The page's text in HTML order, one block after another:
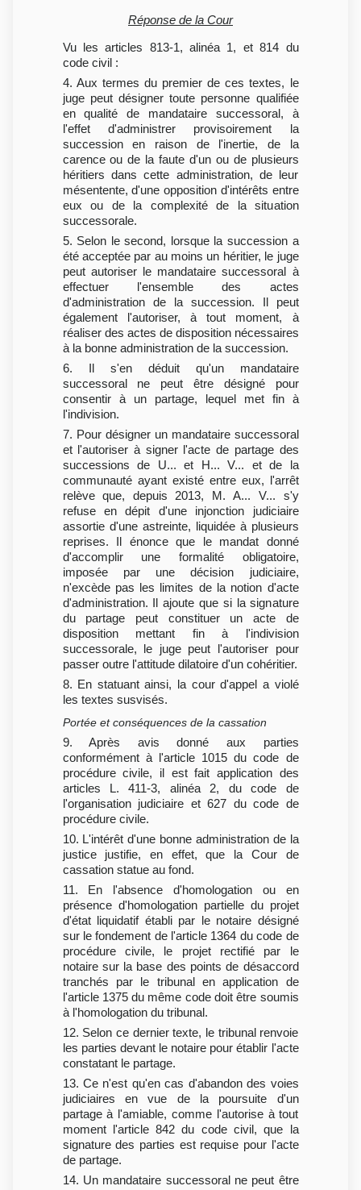
Réponse de la Cour
Vu les articles 813-1, alinéa 1, et 814 du
code civil :
4. Aux termes du premier de ces textes, le
juge peut désigner toute personne qualifiée
en qualité de mandataire successoral, à
l'effet d'administrer provisoirement la
succession en raison de l'inertie, de la
carence ou de la faute d'un ou de plusieurs
héritiers dans cette administration, de leur
mésentente, d'une opposition d'intérêts entre
eux ou de la complexité de la situation
successorale.
5. Selon le second, lorsque la succession a
été acceptée par au moins un héritier, le juge
peut autoriser le mandataire successoral à
effectuer l'ensemble des actes
d'administration de la succession. Il peut
également l'autoriser, à tout moment, à
réaliser des actes de disposition nécessaires
à la bonne administration de la succession.
6. Il s'en déduit qu'un mandataire
successoral ne peut être désigné pour
consentir à un partage, lequel met fin à
l'indivision.
7. Pour désigner un mandataire successoral
et l'autoriser à signer l'acte de partage des
successions de U... et H... V... et de la
communauté ayant existé entre eux, l'arrêt
relève que, depuis 2013, M. A... V... s'y
refuse en dépit d'une injonction judiciaire
assortie d'une astreinte, liquidée à plusieurs
reprises. Il énonce que le mandat donné
d'accomplir une formalité obligatoire,
imposée par une décision judiciaire,
n'excède pas les limites de la notion d'acte
d'administration. Il ajoute que si la signature
du partage peut constituer un acte de
disposition mettant fin à l'indivision
successorale, le juge peut l'autoriser pour
passer outre l'attitude dilatoire d'un cohéritier.
8. En statuant ainsi, la cour d'appel a violé
les textes susvisés.
Portée et conséquences de la cassation
9. Après avis donné aux parties
conformément à l'article 1015 du code de
procédure civile, il est fait application des
articles L. 411-3, alinéa 2, du code de
l'organisation judiciaire et 627 du code de
procédure civile.
10. L'intérêt d'une bonne administration de la
justice justifie, en effet, que la Cour de
cassation statue au fond.
11. En l'absence d'homologation ou en
présence d'homologation partielle du projet
d'état liquidatif établi par le notaire désigné
sur le fondement de l'article 1364 du code de
procédure civile, le projet rectifié par le
notaire sur la base des points de désaccord
tranchés par le tribunal en application de
l'article 1375 du même code doit être soumis
à l'homologation du tribunal.
12. Selon ce dernier texte, le tribunal renvoie
les parties devant le notaire pour établir l'acte
constatant le partage.
13. Ce n'est qu'en cas d'abandon des voies
judiciaires en vue de la poursuite d'un
partage à l'amiable, comme l'autorise à tout
moment l'article 842 du code civil, que la
signature des parties est requise pour l'acte
de partage.
14. Un mandataire successoral ne peut être